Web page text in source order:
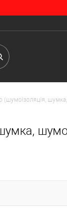
(шумоізоляція,